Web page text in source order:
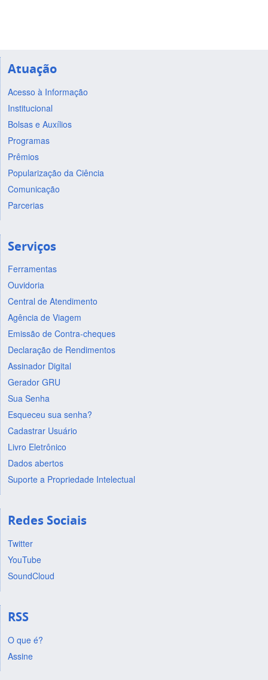
Atuação
Acesso à Informação
Institucional
Bolsas e Auxílios
Programas
Prêmios
Popularização da Ciência
Comunicação
Parcerias
Serviços
Ferramentas
Ouvidoria
Central de Atendimento
Agência de Viagem
Emissão de Contra-cheques
Declaração de Rendimentos
Assinador Digital
Gerador GRU
Sua Senha
Esqueceu sua senha?
Cadastrar Usuário
Livro Eletrônico
Dados abertos
Suporte a Propriedade Intelectual
Redes Sociais
Twitter
YouTube
SoundCloud
RSS
O que é?
Assine